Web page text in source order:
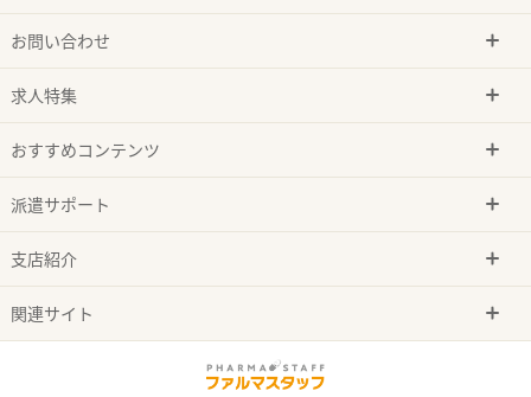
お問い合わせ
求人特集
おすすめコンテンツ
派遣サポート
支店紹介
関連サイト